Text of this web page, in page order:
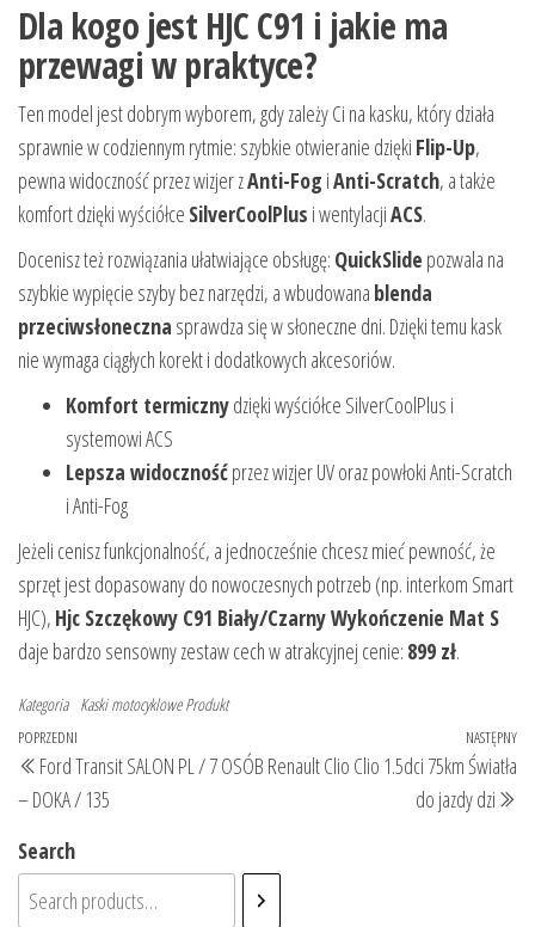
Dla kogo jest HJC C91 i jakie ma
przewagi w praktyce?
Ten model jest dobrym wyborem, gdy zależy Ci na kasku, który działa
sprawnie w codziennym rytmie: szybkie otwieranie dzięki Flip-Up,
pewna widoczność przez wizjer zAnti-Fog iAnti-Scratch, a także
komfort dzięki wyściółce SilverCoolPlus i wentylacjiACS.
Docenisz też rozwiązania ułatwiające obsługę: QuickSlide pozwala na
szybkie wypięcie szyby bez narzędzi, a wbudowana blenda
przeciwsłoneczna sprawdza się w słoneczne dni. Dzięki temu kask
nie wymaga ciągłych korekt i dodatkowych akcesoriów.
Komfort termicznydzięki wyściółce SilverCoolPlus i
systemowi ACS
Lepsza widocznośćprzez wizjer UV oraz powłoki Anti-Scratch
i Anti-Fog
Jeżeli cenisz funkcjonalność, a jednocześnie chcesz mieć pewność, że
sprzęt jest dopasowany do nowoczesnych potrzeb (np. interkom Smart
HJC), Hjc Szczękowy C91 Biały/Czarny Wykończenie Mat S
daje bardzo sensowny zestaw cech w atrakcyjnej cenie: 899 zł.
Kategoria Kaski motocyklowe Produkt
Nawigacja
wpisu
Poprzedni
wpis
POPRZEDNI
Ford Transit SALON PL / 7 OSÓB
– DOKA / 135
NASTĘPNY
Renault Clio Clio 1.5dci 75km Światła
do jazdy dzi
Search